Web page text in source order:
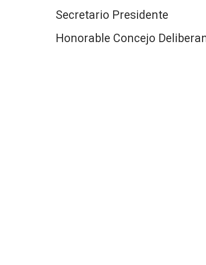
Secretario Presidente
Honorable Concejo